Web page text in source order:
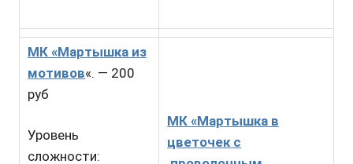
МК «Мартышка из
мотивов«. — 200
руб
Уровень
сложности:
МК «Мартышка в
цветочек с